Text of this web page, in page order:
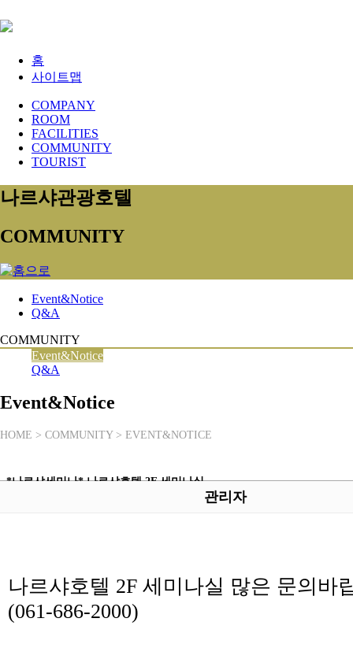
홈
사이트맵
COMPANY
ROOM
FACILITIES
COMMUNITY
TOURIST
나르샤관광호텔
COMMUNITY
Event&Notice
Q&A
COMMUNITY
Event&Notice
Q&A
Event&Notice
HOME > COMMUNITY > EVENT&NOTICE
*나르샤세미나* 나르샤호텔 2F 세미나실
관리자
나르샤호텔 2F 세미나실 많은 문의바
(061-686-2000)